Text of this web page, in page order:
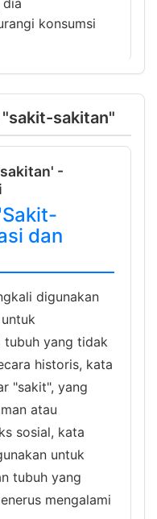
konsumsi
sakitan"
-
dan
digunakan
tubuh yang tidak
historis, kata
"sakit", yang
atau
sosial, kata
untuk
tubuh yang
mengalami